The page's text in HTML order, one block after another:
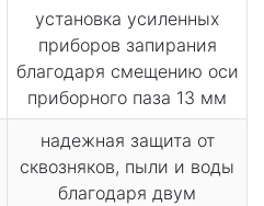
установка усиленных
приборов запирания
благодаря смещению оси
приборного паза 13 мм
надежная защита от
сквозняков, пыли и воды
благодаря двум